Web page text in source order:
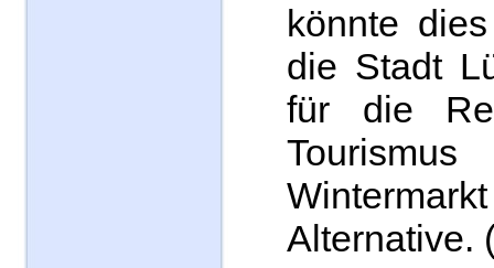
könnte
die Stadt
für die
Alternative.